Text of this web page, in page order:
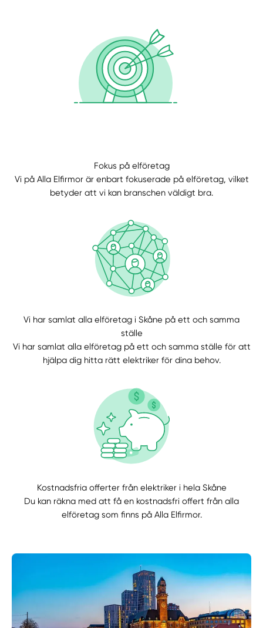
Få hjälp
Välj tillvägagångssätt
Fokus på elföretag
Vi på Alla Elfirmor är enbart fokuserade på elföretag, vilket
betyder att vi kan branschen väldigt bra.
Vi har samlat alla elföretag i Skåne på ett och samma
ställe
Vi har samlat alla elföretag på ett och samma ställe för att
hjälpa dig hitta rätt elektriker för dina behov.
Kostnadsfria offerter från elektriker i hela Skåne
Du kan räkna med att få en kostnadsfri offert från alla
elföretag som finns på Alla Elfirmor.